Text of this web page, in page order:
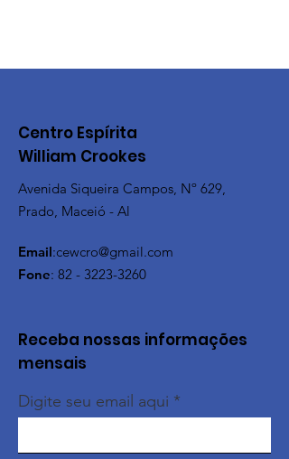
Centro Espírita
William Crookes
Avenida Siqueira Campos, Nº 629,
Prado, Maceió - Al
Email:cewcro@gmail.com
Fone: 82 - 3223-3260
Receba nossas informações
mensais
Digite seu email aqui